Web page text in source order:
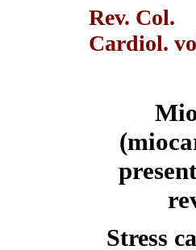
Rev. Col.
Cardiol.
Stress